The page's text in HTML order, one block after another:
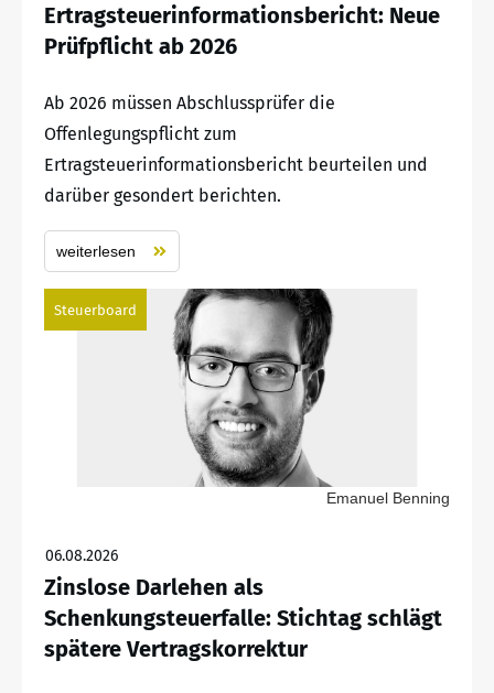
Ertragsteuerinformationsbericht: Neue
Prüfpflicht ab 2026
Ab 2026 müssen Abschlussprüfer die
Offenlegungspflicht zum
Ertragsteuerinformationsbericht beurteilen und
darüber gesondert berichten.
weiterlesen
Steuerboard
Emanuel Benning
06.08.2026
Zinslose Darlehen als
Schenkungsteuerfalle: Stichtag schlägt
spätere Vertragskorrektur